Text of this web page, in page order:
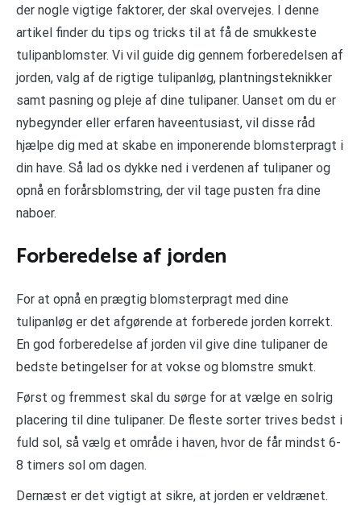
der nogle vigtige faktorer, der skal overvejes. I denne
artikel finder du tips og tricks til at få de smukkeste
tulipanblomster. Vi vil guide dig gennem forberedelsen af
jorden, valg af de rigtige tulipanløg, plantningsteknikker
samt pasning og pleje af dine tulipaner. Uanset om du er
nybegynder eller erfaren haveentusiast, vil disse råd
hjælpe dig med at skabe en imponerende blomsterpragt i
din have. Så lad os dykke ned i verdenen af tulipaner og
opnå en forårsblomstring, der vil tage pusten fra dine
naboer.
Forberedelse af jorden
For at opnå en prægtig blomsterpragt med dine
tulipanløg er det afgørende at forberede jorden korrekt.
En god forberedelse af jorden vil give dine tulipaner de
bedste betingelser for at vokse og blomstre smukt.
Først og fremmest skal du sørge for at vælge en solrig
placering til dine tulipaner. De fleste sorter trives bedst i
fuld sol, så vælg et område i haven, hvor de får mindst 6-
8 timers sol om dagen.
Dernæst er det vigtigt at sikre, at jorden er veldrænet.